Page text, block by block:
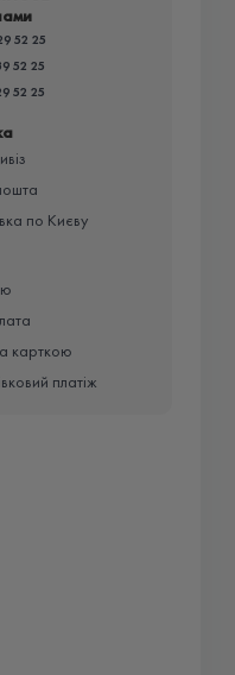
52 25
52 25
52 25
по Києву
карткою
платіж